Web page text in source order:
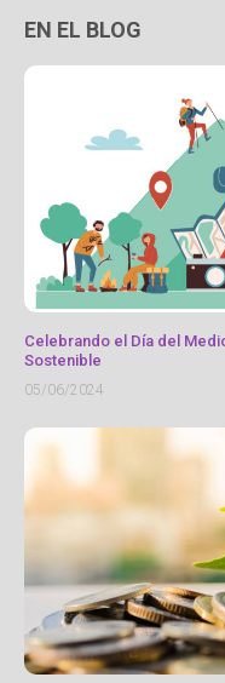
EN EL BLOG
Celebrando el Día del
Sostenible
05/06/2024